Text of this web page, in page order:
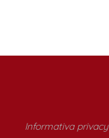
Informativa privacy